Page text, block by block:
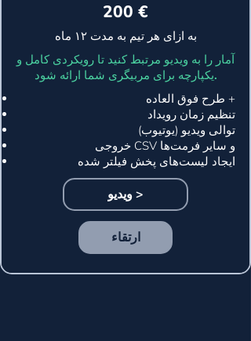
200 €
به ازای هر تیم به مدت ۱۲ ماه
آمار را به ویدیو مرتبط کنید تا رویکردی کامل و
یکپارچه برای مربیگری شما ارائه شود.
طرح فوق العاده +
تنظیم زمان رویداد
توالی ویدیو (یوتیوب)
خروجی CSV و سایر فرمت‌ها
ایجاد لیست‌های پخش فیلتر شده
ویدیو >
ارتقاء